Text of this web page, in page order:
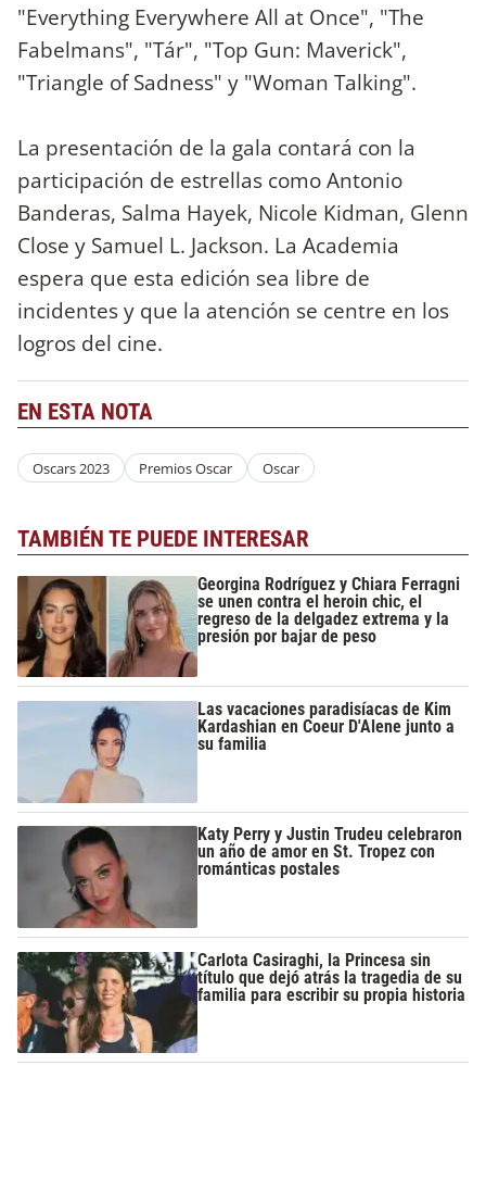
"Everything Everywhere All at Once", "The
Fabelmans", "Tár", "Top Gun: Maverick",
"Triangle of Sadness" y "Woman Talking".
La presentación de la gala contará con la
participación de estrellas como Antonio
Banderas, Salma Hayek, Nicole Kidman, Glenn
Close y Samuel L. Jackson. La Academia
espera que esta edición sea libre de
incidentes y que la atención se centre en los
logros del cine.
EN ESTA NOTA
Oscars 2023 Premios Oscar Oscar
TAMBIÉN TE PUEDE INTERESAR
Georgina Rodríguez y Chiara Ferragni
se unen contra el heroin chic, el
regreso de la delgadez extrema y la
presión por bajar de peso
Las vacaciones paradisíacas de Kim
Kardashian en Coeur D'Alene junto a
su familia
Katy Perry y Justin Trudeu celebraron
un año de amor en St. Tropez con
románticas postales
Carlota Casiraghi, la Princesa sin
título que dejó atrás la tragedia de su
familia para escribir su propia historia